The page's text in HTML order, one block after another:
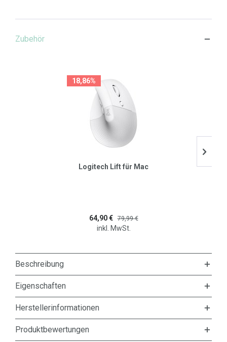
Zubehör
18,86%
Logitech Lift für Mac
64,90 € 79,99 €
inkl. MwSt.
Beschreibung
Eigenschaften
Herstellerinformationen
Produktbewertungen